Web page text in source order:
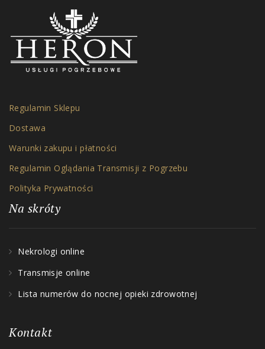
Regulamin Sklepu
Dostawa
Warunki zakupu i płatności
Regulamin Oglądania Transmisji z Pogrzebu
Polityka Prywatności
Na skróty
Nekrologi online
Transmisje online
Lista numerów do nocnej opieki zdrowotnej
Kontakt